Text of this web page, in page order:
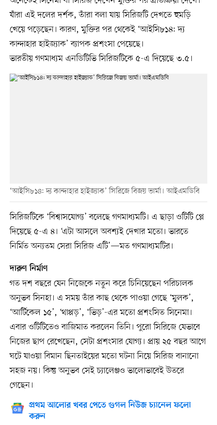
যাঁরা এই দলের দর্শক, তাঁরা বলা যায় সিরিজটি দেখতে হুমড়ি
খেয়ে পড়েছেন। কারণ, মুক্তির পর থেকেই ‘আইসি৮১৪: দ্য
কান্দাহার হাইজ্যাক’ ব্যাপক প্রশংসা পেয়েছে।
ভারতীয় গণমাধ্যম এনডিটিভি সিরিজটিকে ৫-এ দিয়েছে ৩.৫।
‘আইসি৮১৪: দ্য কান্দাহার হাইজ্যাক’ সিরিজে বিজয় ভার্মা। আইএমডিবি
সিরিজটিকে ‘বিশ্বাসযোগ্য’ বলেছে গণমাধ্যমটি। এ ছাড়া ওটিটি প্লে
দিয়েছে ৫-এ ৪। ‘এটা আসলে অবশ্যই দেখার মতো। ভারতে
নির্মিত অন্যতম সেরা সিরিজ এটি’—মত গণমাধ্যমটির।
দারুণ নির্মাণ
গত দশ বছরে যেন নিজেকে নতুন করে চিনিয়েছেন পরিচালক
অনুভব সিনহা। এ সময় তাঁর কাছ থেকে পাওয়া গেছে ‘মুলক’,
‘আর্টিকেল ১৫’, ‘থাপ্পড়’, ‘ভিড়’-এর মতো প্রশংসিত সিনেমা।
এবার ওটিটিতেও বাজিমাত করলেন তিনি। পুরো সিরিজে যেভাবে
নিজের ছাপ রেখেছেন, সেটা প্রশংসার যোগ্য। প্রায় ২৫ বছর আগে
ঘটে যাওয়া বিমান ছিনতাইয়ের মতো ঘটনা নিয়ে সিরিজ বানানো
সহজ নয়। কিন্তু অনুভব সেই চ্যালেঞ্জও ভালোভাবেই উতরে
গেছেন।
প্রথম আলোর খবর পেতে গুগল নিউজ চ্যানেল ফলো
করুন